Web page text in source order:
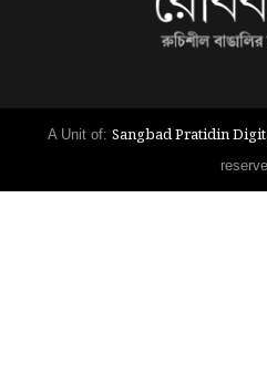
A Unit of: Sangbad Pratidin